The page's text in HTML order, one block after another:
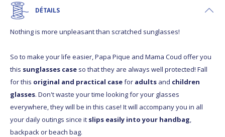
DÉTAILS
Nothing is more unpleasant than scratched sunglasses!
So to make your life easier, Papa Pique and Mama Coud offer you
this sunglasses case so that they are always well protected! Fall
for this original and practical casefor adults and children
glasses. Don't waste your time looking for your glasses
everywhere, they will be in this case! It will accompany you in all
your daily outings since it slips easily into your handbag,
backpack or beach bag.